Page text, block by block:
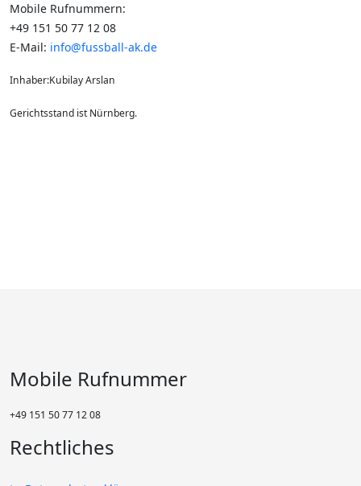
Mobile Rufnummern:
+49 151 50 77 12 08
E-Mail: info@fussball-ak.de
Inhaber:Kubilay Arslan
Gerichtsstand ist Nürnberg.
Mobile Rufnummer
+49 151 50 77 12 08
Rechtliches